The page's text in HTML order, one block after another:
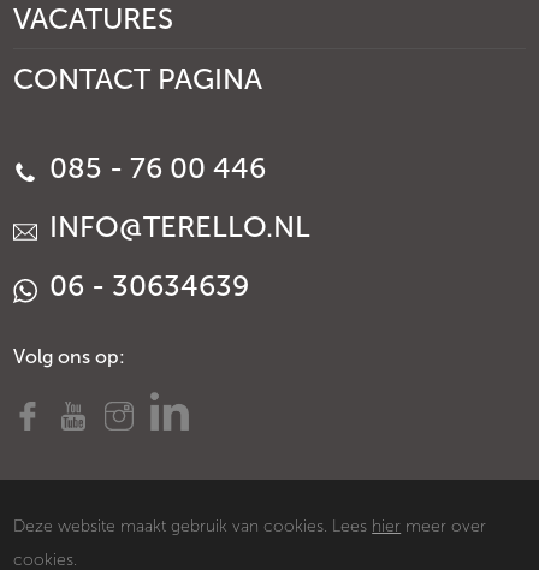
VACATURES
CONTACT PAGINA
085 - 76 00 446
INFO@TERELLO.NL
06 - 30634639
Volg ons op:
Deze website maakt gebruik van cookies. Lees hier meer over
cookies.